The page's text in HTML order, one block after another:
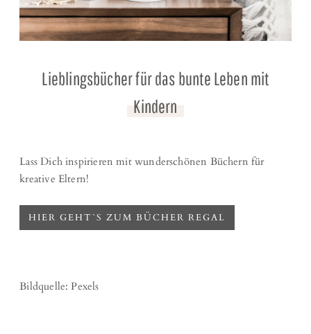
Lieblingsbücher für das bunte Leben mit
Kindern
Lass Dich inspirieren mit wunderschönen Büchern für
kreative Eltern!
HIER GEHT`S ZUM BÜCHER REGAL
Bildquelle: Pexels